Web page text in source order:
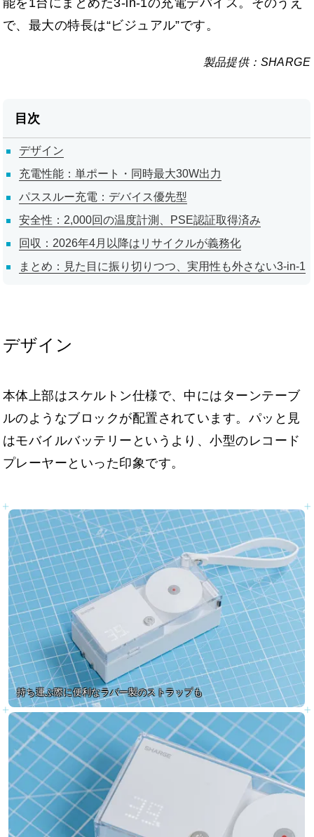
で、最大の特長は“ビジュアル”です。
SHARGE
目次
デザイン
充電性能：単ポート・同時最大30W出力
パススルー充電：デバイス優先型
安全性：2,000回の温度計測、PSE認証取得済み
回収：2026年4月以降はリサイクルが義務化
まとめ：見た目に振り切りつつ、実用性も外さない3-in-1
デザイン
本体上部はスケルトン仕様で、中にはターンテーブ
ルのようなブロックが配置されています。パッと見
はモバイルバッテリーというより、小型のレコード
プレーヤーといった印象です。
持ち運ぶ際に便利なラバー製のストラップも